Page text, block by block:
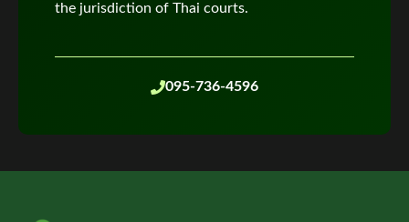
the jurisdiction of Thai courts.
095-736-4596